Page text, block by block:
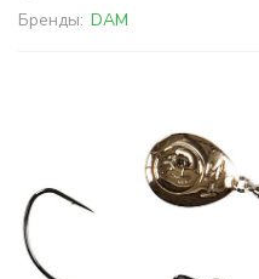
Бренды: DAM